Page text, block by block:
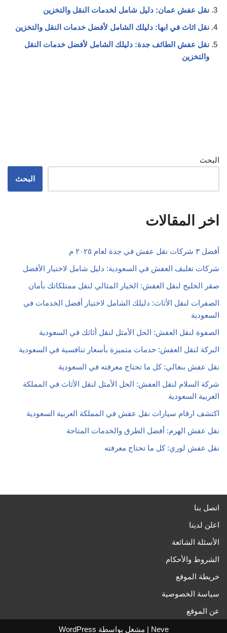
نقل عفش عمان: دليل شامل لخدمات النقل والتخزين
نقل اثاث في ابها: دليلك الشامل لأفضل خدمات النقل والتخزين
نقل عفش الطائف جدة: دليلك الشامل لأفضل خدمات النقل
والتخزين
البحث
البحث
اخر المقالات
أفضل ٣ شركات نقل عفش في جدة لعام ٢٠٢٥ م
شركات تغليف العفش في السعودية: دليل شامل لاختيار الأفضل
صقر الخليج لنقل العفش: الخيار المثالي لنقل ممتلكاتك بأمان
الصفرات لنقل الأثاث: دليلك الشامل لاختيار أفضل الخدمات في
السعودية
الصفوة لنقل العفش: الحل الأمثل لنقل أثاثك في السعودية
البركة لنقل العفش: خدمات متميزة بأسعار تنافسية في السعودية
نقل عفش بنغالي: كل ما تحتاج معرفته في السعودية
شركة السلام لنقل العفش: الحل الأمثل لنقل الأثاث في المملكة
العربية السعودية
اكتشف ارقام سيارات نقل عفش في المملكة العربية السعودية
نقل عفش الهرم: أفضل الطرق والخدمات المتاحة
نقل عفش لوري: كل ما تحتاج معرفته
اتصل بنا
اعلن لدينا
الأسئلة الشائعة
الشروط والأحكام
خريطة الموقع
سياسة الخصوصية
عن الموقع
Neve | مشغل بواسطة WordPress